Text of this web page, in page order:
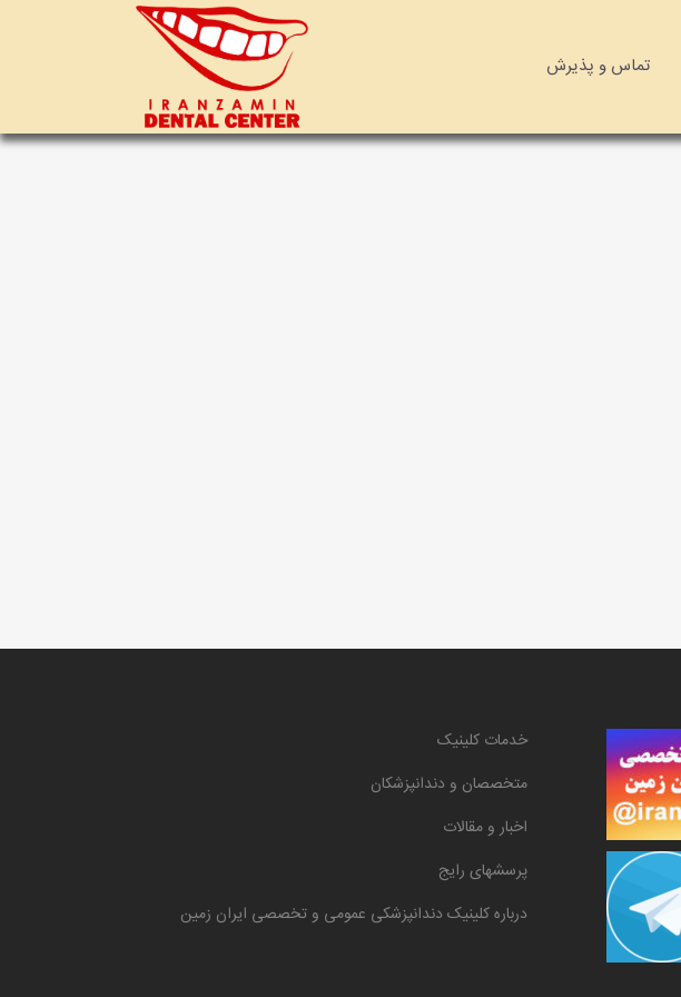
تماس و پذیرش
خدمات کلینیک
متخصصان و دندانپزشکان
اخبار و مقالات
پرسشهای رایج
درباره کلینیک دندانپزشکی عمومی و تخصصی ایران زمین